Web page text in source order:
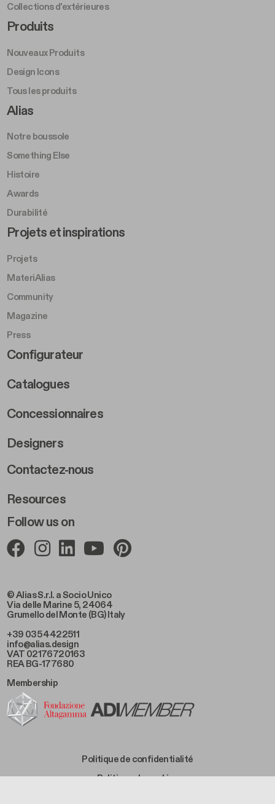
© Alias S.r.l. a Socio Unico
Via delle Marine 5, 24064
Grumello del Monte (BG) Italy
+39 035 4422511
info@alias.design
VAT 02176720163
REA BG-177680
Collections d'extérieures
Footer Right Middle A
Produits
Nouveaux Produits
Design Icons
Tous les produits
Footer Right A
Alias
Notre boussole
Something Else
Histoire
Awards
Durabilité
Follow us on
Footer Left Middle B
Projets et inspirations
Projets
MateriAlias
Community
Magazine
Press
Footer Right Middle B
Configurateur
Catalogues
Concessionnaires
Designers
Footer Right 2
Contactez-nous
Resources
Membership
Footer Bottom Left
Politique de confidentialité
Footer Bottom Left Middle
Politique de cookies